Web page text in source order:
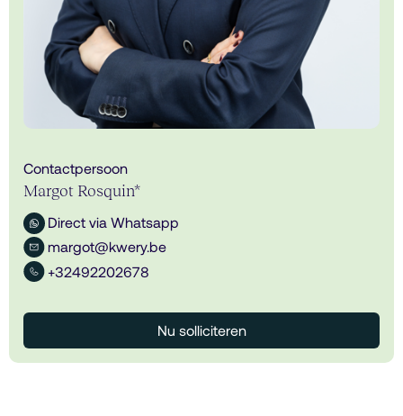
Contactpersoon
Margot Rosquin*
Direct via Whatsapp
margot@kwery.be
+32492202678
Nu solliciteren